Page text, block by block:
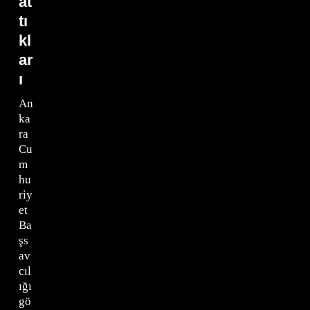
tı
kl
ar
ı
An
ka
ra
Cu
m
hu
riy
et
Ba
şs
av
cıl
ığı
gö